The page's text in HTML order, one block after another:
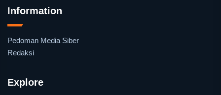
Information
Pedoman Media Siber
Redaksi
Explore